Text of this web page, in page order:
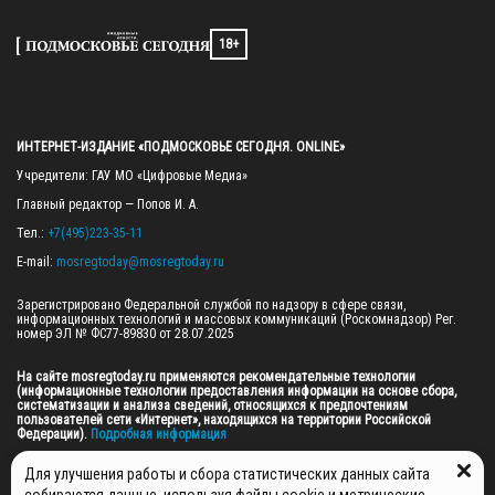
18+
ИНТЕРНЕТ-ИЗДАНИЕ «ПОДМОСКОВЬЕ СЕГОДНЯ. ONLINE»
Учредители: ГАУ МО «Цифровые Медиа»
Главный редактор — Попов И. А.
Тел.: +7(495)223-35-11
E-mail: mosregtoday@mosregtoday.ru
Зарегистрировано Федеральной службой по надзору в сфере связи,
информационных технологий и массовых коммуникаций (Роскомнадзор) Рег.
номер ЭЛ № ФС77-89830 от 28.07.2025
На сайте mosregtoday.ru применяются рекомендательные технологии
(информационные технологии предоставления информации на основе сбора,
систематизации и анализа сведений, относящихся к предпочтениям
пользователей сети «Интернет», находящихся на территории Российской
Федерации). Подробная информация
© 2026 ПРАВА НА ВСЕ МАТЕРИАЛЫ САЙТА ПРИНАДЛЕЖАТ ГАУ МО "ЦИФРОВЫЕ
МЕДИА" (ОГРН: 1255000059467).
Для улучшения работы и сбора статистических данных сайта